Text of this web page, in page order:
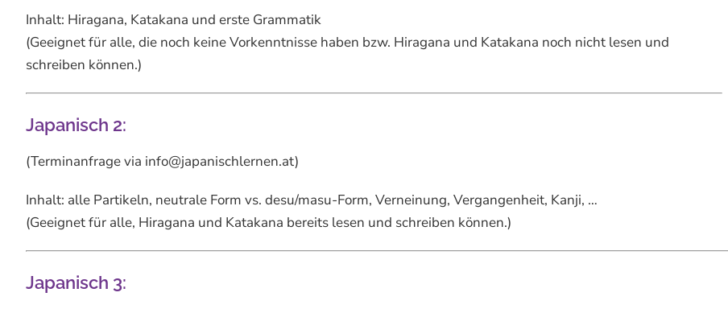
Inhalt: Hiragana, Katakana und erste Grammatik
(Geeignet für alle, die noch keine Vorkenntnisse haben bzw. Hiragana und Katakana noch nicht lesen und
schreiben können.)
Japanisch 2:
(Terminanfrage via info@japanischlernen.at)
Inhalt: alle Partikeln, neutrale Form vs. desu/masu-Form, Verneinung, Vergangenheit, Kanji, …
(Geeignet für alle, Hiragana und Katakana bereits lesen und schreiben können.)
Japanisch 3: